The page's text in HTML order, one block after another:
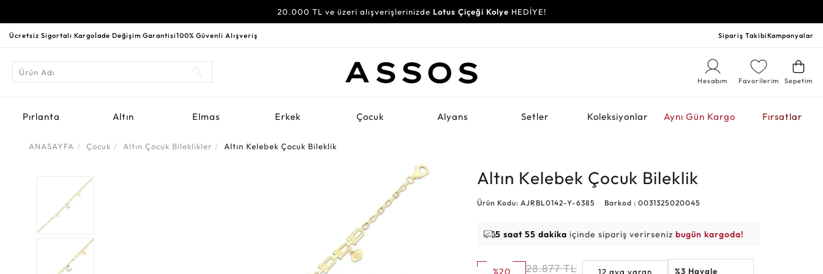
20.000 TL ve üzeri alışverişlerinizde Lotus Çiçeği Kolye HEDİYE!
Ücretsiz Sigortalı Kargoİade Değişim Garantisi100% Güvenli Alışveriş Sipariş TakibiKampanyalar
Sepetim
Favorilerim
Hesabım
Pırlanta Altın Elmas Erkek Çocuk Alyans Setler Koleksiyonlar Aynı Gün Kargo Fırsatlar
ANASAYFA Çocuk Altın Çocuk Bileklikler Altın Kelebek Çocuk Bileklik
Altın Kelebek Çocuk Bileklik
Ürün Kodu: AJRBL0142-Y-6385 Barkod : 0031325020045
5 saat 55 dakika içinde sipariş verirsenizbugün kargoda!
%20
28.877 TL
12 aya varan
%3 Havale